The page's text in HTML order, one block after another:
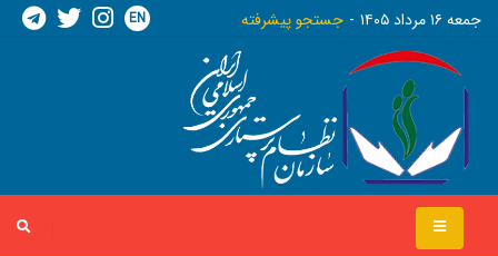
جمعه ١٦ مرداد ١٤٠٥ جستجو پیشرفته EN